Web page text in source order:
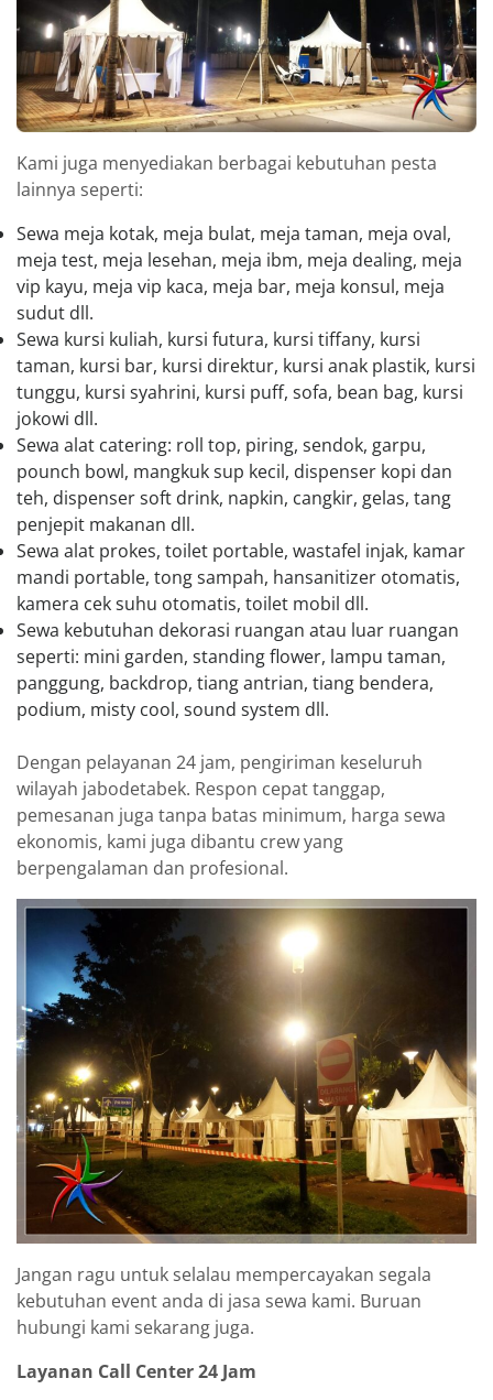
Kami juga menyediakan berbagai kebutuhan pesta
lainnya seperti:
Sewa meja kotak, meja bulat, meja taman, meja oval,
meja test, meja lesehan, meja ibm, meja dealing, meja
vip kayu, meja vip kaca, meja bar, meja konsul, meja
sudut dll.
Sewa kursi kuliah, kursi futura, kursi tiffany, kursi
taman, kursi bar, kursi direktur, kursi anak plastik, kursi
tunggu, kursi syahrini, kursi puff, sofa, bean bag, kursi
jokowi dll.
Sewa alat catering: roll top, piring, sendok, garpu,
pounch bowl, mangkuk sup kecil, dispenser kopi dan
teh, dispenser soft drink, napkin, cangkir, gelas, tang
penjepit makanan dll.
Sewa alat prokes, toilet portable, wastafel injak, kamar
mandi portable, tong sampah, hansanitizer otomatis,
kamera cek suhu otomatis, toilet mobil dll.
Sewa kebutuhan dekorasi ruangan atau luar ruangan
seperti: mini garden, standing flower, lampu taman,
panggung, backdrop, tiang antrian, tiang bendera,
podium, misty cool, sound system dll.
Dengan pelayanan 24 jam, pengiriman keseluruh
wilayah jabodetabek. Respon cepat tanggap,
pemesanan juga tanpa batas minimum, harga sewa
ekonomis, kami juga dibantu crew yang
berpengalaman dan profesional.
Jangan ragu untuk selalau mempercayakan segala
kebutuhan event anda di jasa sewa kami. Buruan
hubungi kami sekarang juga.
Layanan Call Center 24 Jam